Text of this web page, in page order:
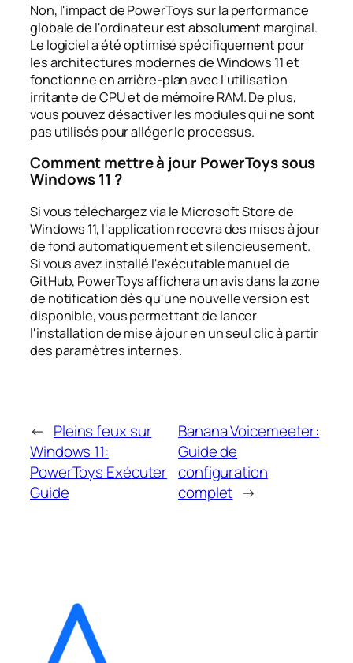
Non, l'impact de PowerToys sur la performance
globale de l'ordinateur est absolument marginal.
Le logiciel a été optimisé spécifiquement pour
les architectures modernes de Windows 11 et
fonctionne en arrière-plan avec l'utilisation
irritante de CPU et de mémoire RAM. De plus,
vous pouvez désactiver les modules qui ne sont
pas utilisés pour alléger le processus.
Comment mettre à jour PowerToys sous
Windows 11 ?
Si vous téléchargez via le Microsoft Store de
Windows 11, l'application recevra des mises à jour
de fond automatiquement et silencieusement.
Si vous avez installé l'exécutable manuel de
GitHub, PowerToys affichera un avis dans la zone
de notification dès qu'une nouvelle version est
disponible, vous permettant de lancer
l'installation de mise à jour en un seul clic à partir
des paramètres internes.
← Pleins feux sur
Windows 11:
PowerToys Exécuter
Guide
Banana Voicemeeter:
Guide de
configuration
complet →